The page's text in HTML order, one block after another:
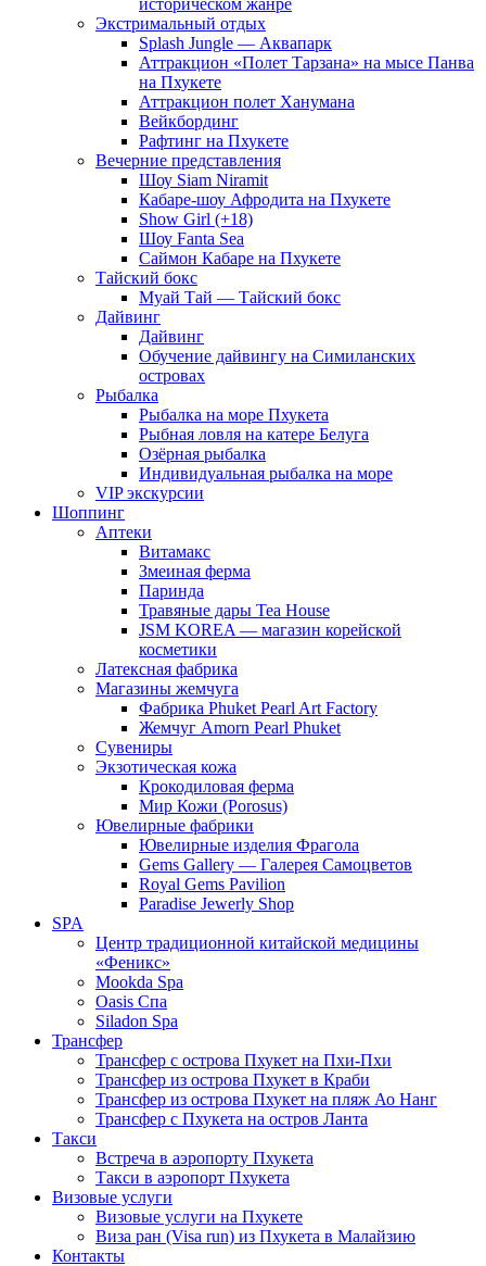
историческом жанре
Экстримальный отдых
Splash Jungle — Аквапарк
Аттракцион «Полет Тарзана» на мысе Панва
на Пхукете
Аттракцион полет Ханумана
Вейкбординг
Рафтинг на Пхукете
Вечерние представления
Шоу Siam Niramit
Кабаре-шоу Афродита на Пхукете
Show Girl (+18)
Шоу Fanta Sea
Саймон Кабаре на Пхукете
Тайский бокс
Муай Тай — Тайский бокс
Дайвинг
Дайвинг
Обучение дайвингу на Симиланских
островах
Рыбалка
Рыбалка на море Пхукета
Рыбная ловля на катере Белуга
Озёрная рыбалка
Индивидуальная рыбалка на море
VIP экскурсии
Шоппинг
Аптеки
Витамакс
Змеиная ферма
Паринда
Травяные дары Tea House
JSM KOREA — магазин корейской
косметики
Латексная фабрика
Магазины жемчуга
Фабрика Phuket Pearl Art Factory
Жемчуг Amorn Pearl Phuket
Сувениры
Экзотическая кожа
Крокодиловая ферма
Мир Кожи (Porosus)
Ювелирные фабрики
Ювелирные изделия Фрагола
Gems Gallery — Галерея Самоцветов
Royal Gems Pavilion
Paradise Jewerly Shop
SPA
Центр традиционной китайской медицины
«Феникс»
Mookda Spa
Oasis Спа
Siladon Spa
Трансфер
Трансфер с острова Пхукет на Пхи-Пхи
Трансфер из острова Пхукет в Краби
Трансфер из острова Пхукет на пляж Ао Нанг
Трансфер с Пхукета на остров Ланта
Такси
Встреча в аэропорту Пхукета
Такси в аэропорт Пхукета
Визовые услуги
Визовые услуги на Пхукете
Виза ран (Visa run) из Пхукета в Малайзию
Контакты